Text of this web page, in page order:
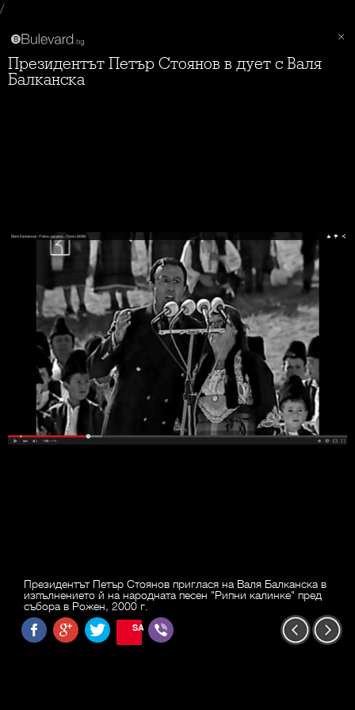
/
Президентът Петър Стоянов в дует с Валя
Балканска
Президентът Петър Стоянов приглася на Валя Балканска в
изпълнението й на народната песен "Рипни калинке" пред
събора в Рожен, 2000 г.
SAVE